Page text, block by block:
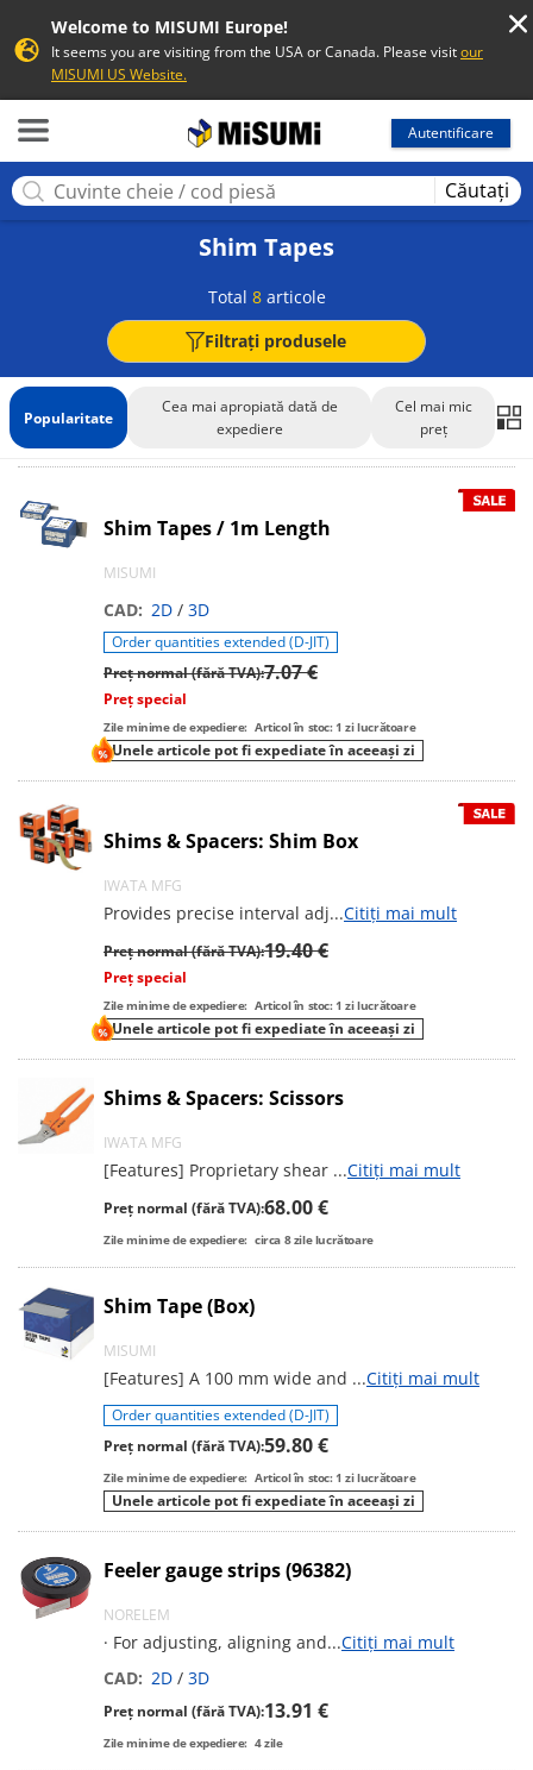
Welcome to MISUMI Europe!
It seems you are visiting from the USA or Canada. Please visitour
MISUMI US Website.
Autentificare
Căutați
Shim Tapes
Total 8articole
Filtrați produsele
Popularitate
Cea mai apropiată dată de
expediere
Cel mai mic
preț
Shim Tapes / 1m Length
MISUMI
CAD: 2D / 3D
Order quantities extended (D-JIT)
Preț normal (fără TVA):7.07 €
Preț special
Zile minime de expediere: Articol în stoc: 1 zi lucrătoare
Unele articole pot fi expediate în aceeași zi
Shims & Spacers: Shim Box
IWATA MFG
Provides precise interval adj...Citiți mai mult
Preț normal (fără TVA):19.40 €
Preț special
Zile minime de expediere: Articol în stoc: 1 zi lucrătoare
Unele articole pot fi expediate în aceeași zi
Shims & Spacers: Scissors
IWATA MFG
[Features] Proprietary shear ...Citiți mai mult
Preț normal (fără TVA):68.00 €
Zile minime de expediere: circa 8zile lucrătoare
Shim Tape (Box)
MISUMI
[Features] A 100 mm wide and ...Citiți mai mult
Order quantities extended (D-JIT)
Preț normal (fără TVA):59.80 €
Zile minime de expediere: Articol în stoc: 1 zi lucrătoare
Unele articole pot fi expediate în aceeași zi
Feeler gauge strips (96382)
NORELEM
· For adjusting, aligning and...Citiți mai mult
CAD: 2D / 3D
Preț normal (fără TVA):13.91 €
Zile minime de expediere: 4zile